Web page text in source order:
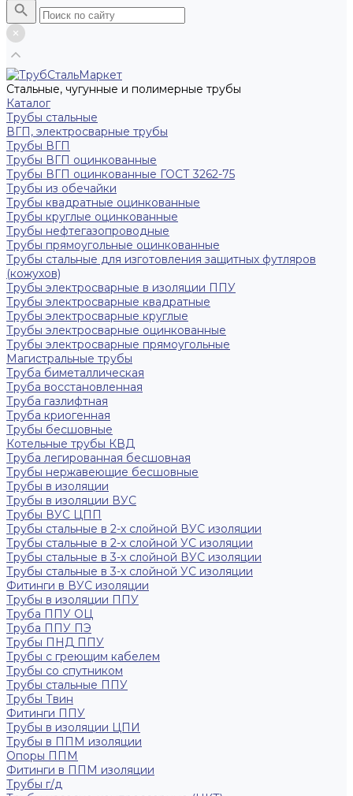
Стальные, чугунные и полимерные трубы
Каталог
Трубы стальные
ВГП, электросварные трубы
Трубы ВГП
Трубы ВГП оцинкованные
Трубы ВГП оцинкованные ГОСТ 3262-75
Трубы из обечайки
Трубы квадратные оцинкованные
Трубы круглые оцинкованные
Трубы нефтегазопроводные
Трубы прямоугольные оцинкованные
Трубы стальные для изготовления защитных футляров
(кожухов)
Трубы электросварные в изоляции ППУ
Трубы электросварные квадратные
Трубы электросварные круглые
Трубы электросварные оцинкованные
Трубы электросварные прямоугольные
Магистральные трубы
Труба биметаллическая
Труба восстановленная
Труба газлифтная
Труба криогенная
Трубы бесшовные
Котельные трубы КВД
Труба легированная бесшовная
Трубы нержавеющие бесшовные
Трубы в изоляции
Трубы в изоляции ВУС
Трубы ВУС ЦПП
Трубы стальные в 2-х слойной ВУС изоляции
Трубы стальные в 2-х слойной УС изоляции
Трубы стальные в 3-х слойной ВУС изоляции
Трубы стальные в 3-х слойной УС изоляции
Фитинги в ВУС изоляции
Трубы в изоляции ППУ
Труба ППУ ОЦ
Труба ППУ ПЭ
Трубы ПНД ППУ
Трубы с греющим кабелем
Трубы со спутником
Трубы стальные ППУ
Трубы Твин
Фитинги ППУ
Трубы в изоляции ЦПИ
Трубы в ППМ изоляции
Опоры ППМ
Фитинги в ППМ изоляции
Трубы г/д